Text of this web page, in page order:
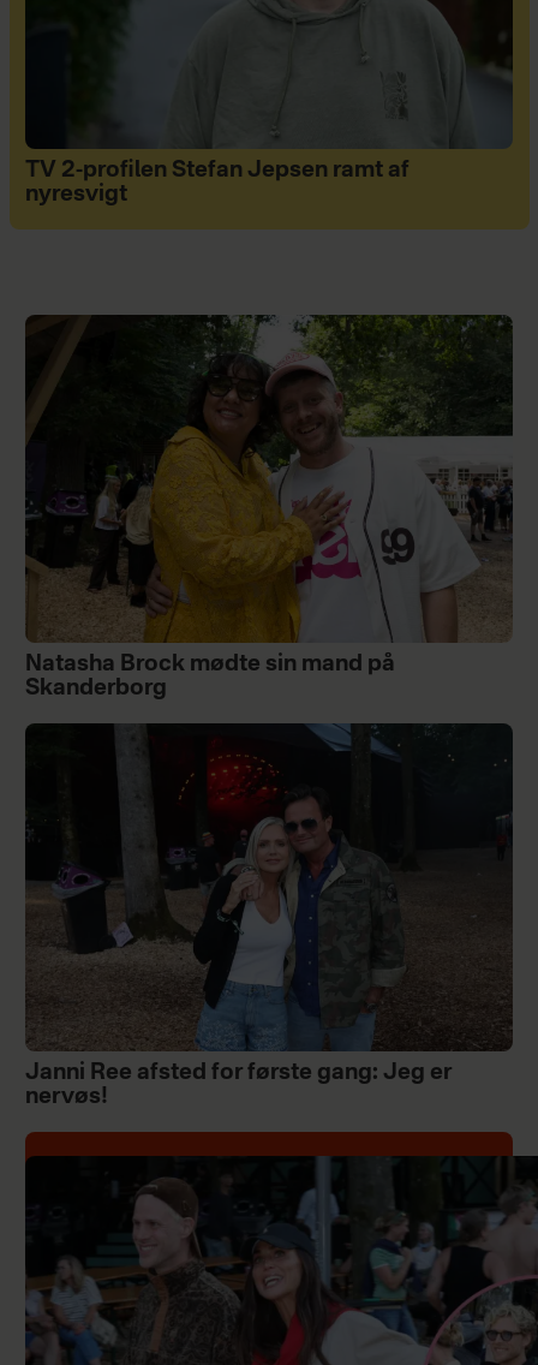
TV 2-profilen Stefan Jepsen ramt af
nyresvigt
Natasha Brock mødte sin mand på
Skanderborg
Janni Ree afsted for første gang: Jeg er
nervøs!